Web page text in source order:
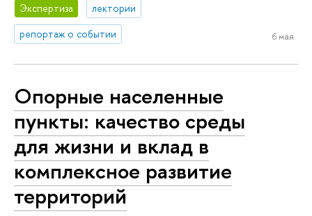
Экспертиза
лектории
репортаж о событии
6 мая
Опорные населенные
пункты: качество среды
для жизни и вклад в
комплексное развитие
территорий